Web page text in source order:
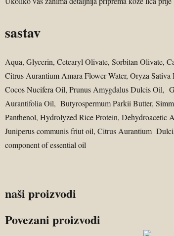
sastav
Aqua, Glycerin, Cetearyl Olivate, Sorbitan Olivate,
Citrus Aurantium Amara Flower Water, Oryza
Cocos Nucifera Oil, Prunus Amygdalus Dulcis Oil,
Aurantifolia Oil, Butyrospermum Parkii Butter,
Panthenol, Hydrolyzed Rice Protein, Dehydroacetic
Juniperus communis friut oil, Citrus Aurantium
component of essential oil
naši proizvodi
Povezani proizvodi